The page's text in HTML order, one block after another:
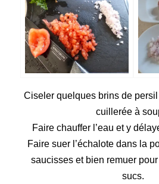
Ciseler quelques brins de
cuillerée à
Faire chauffer l’eau et y
Faire suer l’échalote dans la
saucisses et bien remuer
sucs.